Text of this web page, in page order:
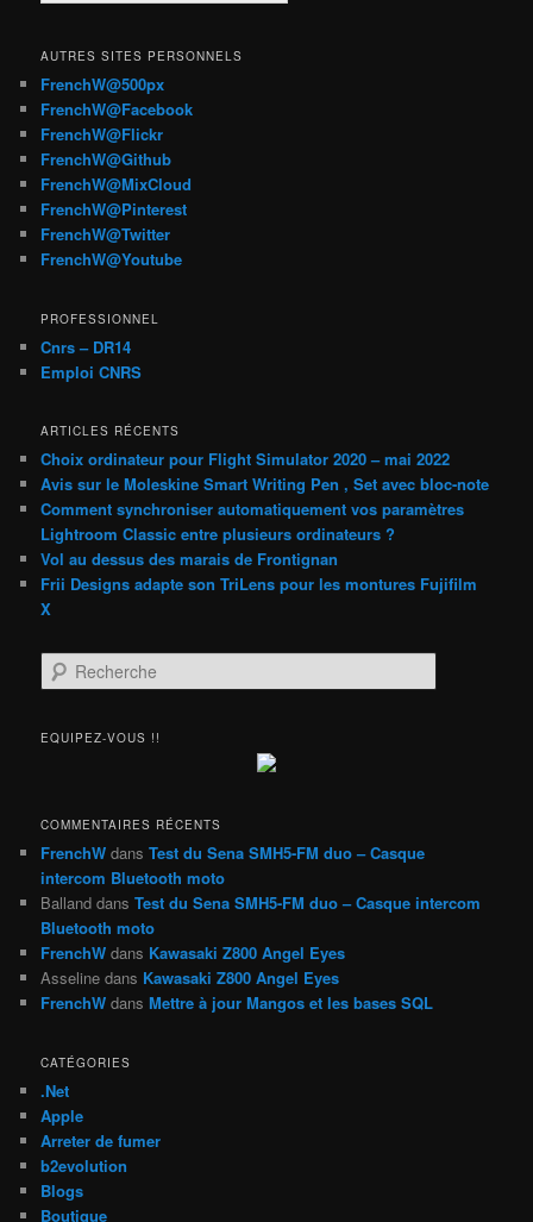
AUTRES SITES PERSONNELS
FrenchW@500px
FrenchW@Facebook
FrenchW@Flickr
FrenchW@Github
FrenchW@MixCloud
FrenchW@Pinterest
FrenchW@Twitter
FrenchW@Youtube
PROFESSIONNEL
Cnrs – DR14
Emploi CNRS
ARTICLES RÉCENTS
Choix ordinateur pour Flight Simulator 2020 – mai 2022
Avis sur le Moleskine Smart Writing Pen , Set avec bloc-note
Comment synchroniser automatiquement vos paramètres
Lightroom Classic entre plusieurs ordinateurs ?
Vol au dessus des marais de Frontignan
Frii Designs adapte son TriLens pour les montures Fujifilm
X
e
h
h
e
EQUIPEZ-VOUS !!
COMMENTAIRES RÉCENTS
FrenchW dansTest du Sena SMH5-FM duo – Casque
intercom Bluetooth moto
Balland dansTest du Sena SMH5-FM duo – Casque intercom
Bluetooth moto
FrenchW dans Kawasaki Z800 Angel Eyes
Asseline dans Kawasaki Z800 Angel Eyes
FrenchW dansMettre à jour Mangos et les bases SQL
CATÉGORIES
.Net
Apple
Arreter de fumer
b2evolution
Blogs
Boutique